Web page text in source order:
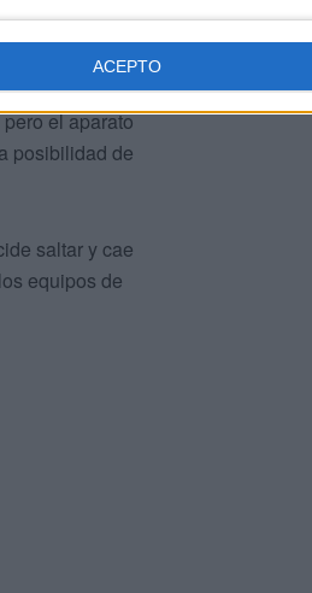
ACEPTO
el aparato
posibilidad de
saltar y cae
equipos de